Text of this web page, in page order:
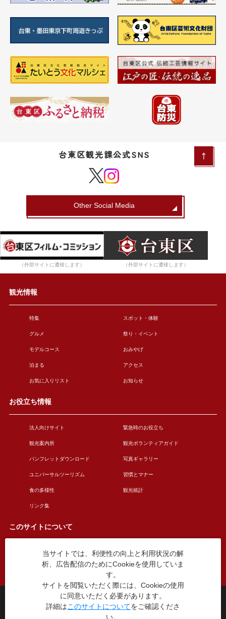
台東区観光課公式SNS
Other Social Media
（外部サイトに遷移します） （外部サイトに遷移します）
観光情報
特集 スポット・体験
グルメ 祭り・イベント
モデルコース おみやげ
泊まる アクセス
お気に入りリスト お知らせ
お役立ち情報
法人向けサイト 緊急時のお役立ち
観光案内所 観光ボランティアガイド
パンフレットダウンロード 写真ギャラリー
ユニバーサルツーリズム 習慣とマナー
食の多様性 観光統計
リンク集
このサイトについて
このサイトについて 広告掲載について
お問い合わせ
台東区役所観光課
〒110-8615 東京都台東区東上野4丁目5番6号
TEL：03-5246-1151
当サイトでは、利便性の向上と利用状況の解
析、広告配信のためにCookieを使用していま
す。
サイトを閲覧いただく際には、Cookieの使用
に同意いただく必要があります。
詳細はこのサイトについてをご確認くださ
い。